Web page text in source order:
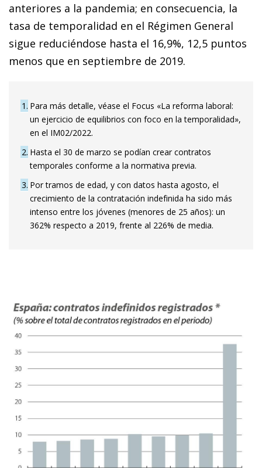
anteriores a la pandemia; en consecuencia, la
tasa de temporalidad en el Régimen General
sigue reduciéndose hasta el 16,9%, 12,5 puntos
menos que en septiembre de 2019.
1 Para más detalle, véase el Focus «La reforma laboral:
un ejercicio de equilibrios con foco en la temporalidad»,
en el IM02/2022.
2 Hasta el 30 de marzo se podían crear contratos
temporales conforme a la normativa previa.
3 Por tramos de edad, y con datos hasta agosto, el
crecimiento de la contratación indefinida ha sido más
intenso entre los jóvenes (menores de 25 años): un
362% respecto a 2019, frente al 226% de media.